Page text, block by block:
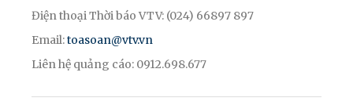
Điện thoại Thời báo VTV: (024) 66897 897
Email:toasoan@vtv.vn
Liên hệ quảng cáo: 0912.698.677